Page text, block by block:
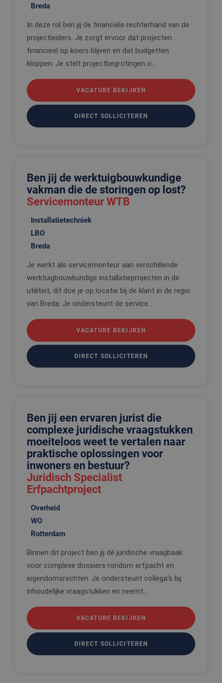
Breda
In deze rol ben jij de financiële rechterhand van de
projectleiders. Je zorgt ervoor dat projecten
financieel op koers blijven en dat budgetten
kloppen. Je stelt projectbegrotingen o...
VACATURE BEKIJKEN
DIRECT SOLLICITEREN
Ben jij de werktuigbouwkundige
vakman die de storingen op lost?
Servicemonteur WTB
Installatietechniek
LBO
Breda
Je werkt als servicemonteur aan verschillende
werktuigbouwkundige installatieprojecten in de
utiliteit, dit doe je op locatie bij de klant in de regio
van Breda. Je ondersteunt de service...
VACATURE BEKIJKEN
DIRECT SOLLICITEREN
Ben jij een ervaren jurist die
complexe juridische vraagstukken
moeiteloos weet te vertalen naar
praktische oplossingen voor
inwoners en bestuur?
Juridisch Specialist
Erfpachtproject
Overheid
WO
Rotterdam
Binnen dit project ben jij dé juridische vraagbaak
voor complexe dossiers rondom erfpacht en
eigendomsrechten. Je ondersteunt collega’s bij
inhoudelijke vraagstukken en neemt...
VACATURE BEKIJKEN
DIRECT SOLLICITEREN